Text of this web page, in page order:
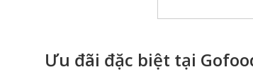
Ưu đãi đặc biệt tại